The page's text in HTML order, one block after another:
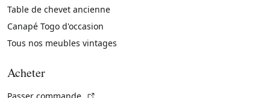
Table de chevet ancienne
Canapé Togo d'occasion
Tous nos meubles vintages
Acheter